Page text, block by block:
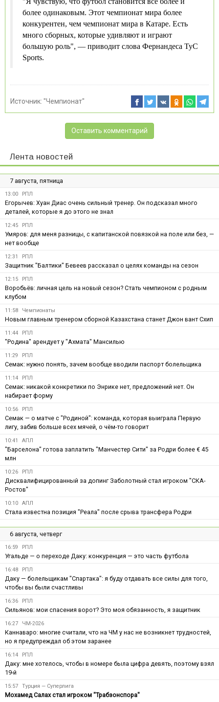
более одинаковым. Этот чемпионат мира более
конкурентен, чем чемпионат мира в Катаре. Есть
много сборных, которые удивляют и играют
большую роль", — приводит слова Фернандеса TyC
Sports.
Источник: "Чемпионат"
Оставить комментарий
Лента новостей
7 августа, пятница
13:00 РПЛ
Егорычев: Хуан Диас очень сильный тренер. Он подсказал много
деталей, которые я до этого не знал
12:45 РПЛ
Умяров: для меня разницы, с капитанской повязкой на поле или без, —
нет вообще
12:31 РПЛ
Защитник "Балтики" Бевеев рассказал о целях команды на сезон
12:15 РПЛ
Воробьёв: личная цель на новый сезон? Стать чемпионом с родным
клубом
11:58 Чемпионаты
Новым главным тренером сборной Казахстана станет Джон вант Схип
11:44 РПЛ
"Родина" арендует у "Ахмата" Мансилью
11:29 РПЛ
Семак: нужно понять, зачем вообще вводили паспорт болельщика
11:14 РПЛ
Семак: никакой конкретики по Энрике нет, предложений нет. Он
набирает форму
10:56 РПЛ
Семак — о матче с "Родиной": команда, которая выиграла Первую
лигу, забив больше всех мячей, о чём-то говорит
10:41 АПЛ
"Барселона" готова заплатить "Манчестер Сити" за Родри более € 45
млн
10:26 РПЛ
Дисквалифицированный за допинг Заболотный стал игроком "СКА-
Ростов"
10:10 АПЛ
Стала известна позиция "Реала" после срыва трансфера Родри
6 августа, четверг
16:59 РПЛ
Угальде — о переходе Даку: конкуренция — это часть футбола
16:48 РПЛ
Даку — болельщикам "Спартака": я буду отдавать все силы для того,
чтобы вы были счастливы
16:36 РПЛ
Сильянов: мои спасения ворот? Это моя обязанность, я защитник
16:27 ЧМ-2026
Каннаваро: многие считали, что на ЧМ у нас не возникнет трудностей,
но я предупреждал об этом заранее
16:14 РПЛ
Даку: мне хотелось, чтобы в номере была цифра девять, поэтому взял
19-й
15:57 Турция — Суперлига
Мохамед Салах стал игроком "Трабзонспора"